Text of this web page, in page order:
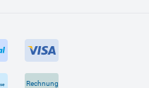
Rechnung